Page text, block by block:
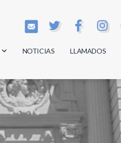
NOTICIAS LLAMADOS